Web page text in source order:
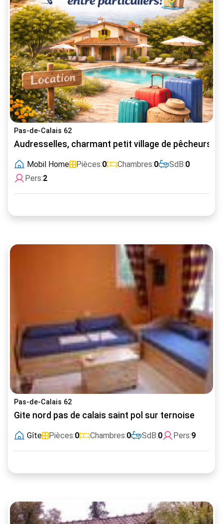
Pas-de-Calais 62
Audresselles, charmant petit village de pêcheurs
Mobil Home Pièces:0 Chambres:0 SdB:0
Pers:2
Pas-de-Calais 62
Gite nord pas de calais saint pol sur ternoise
Gîte Pièces:0 Chambres:0 SdB:0 Pers:9